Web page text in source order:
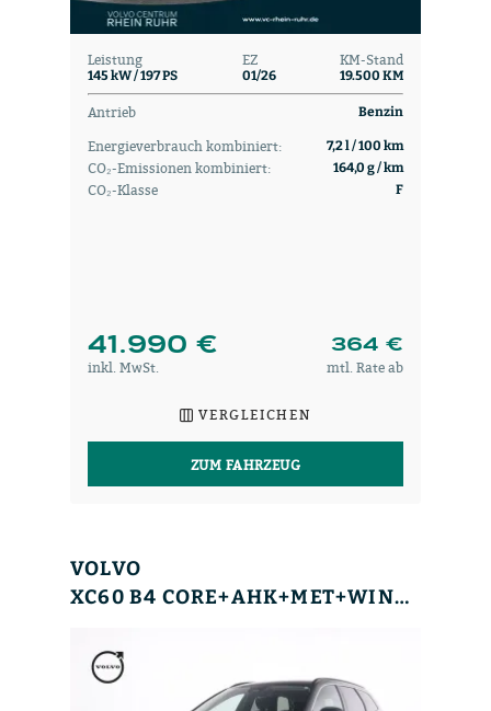
Leistung
145 kW / 197 PS
EZ
01/26
KM-Stand
19.500 KM
Antrieb Benzin
Energieverbrauch kombiniert: 7,2 l / 100 km
CO₂-Emissionen kombiniert: 164,0 g / km
CO₂-Klasse F
41.990 € 364 €
inkl. MwSt. mtl. Rate ab
VERGLEICHEN
ZUM FAHRZEUG
VOLVO
XC60 B4 CORE+AHK+MET+WINTERPAK+KAMERA+NAVI+LM18